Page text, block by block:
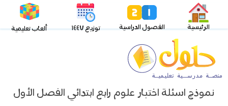
الرئيسية الفصول الدراسية توزيع ١٤٤٧ ألعاب تعليمية
نموذج اسئلة اختبار علوم رابع ابتدائي الفصل الأول